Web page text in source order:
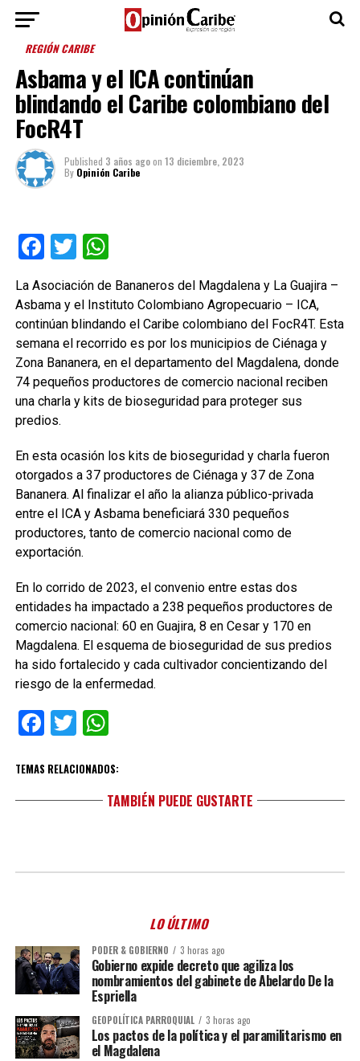
REGIÓN CARIBE
Asbama y el ICA continúan
blindando el Caribe colombiano del
FocR4T
Published 3 años agoon 13 diciembre, 2023
By Opinión Caribe
Facebook
TwitterWhatsApp
La Asociación de Bananeros del Magdalena y La Guajira –
Asbama y el Instituto Colombiano Agropecuario – ICA,
continúan blindando el Caribe colombiano del FocR4T. Esta
semana el recorrido es por los municipios de Ciénaga y
Zona Bananera, en el departamento del Magdalena, donde
74 pequeños productores de comercio nacional reciben
una charla y kits de bioseguridad para proteger sus
predios.
En esta ocasión los kits de bioseguridad y charla fueron
otorgados a 37 productores de Ciénaga y 37 de Zona
Bananera. Al finalizar el año la alianza público-privada
entre el ICA y Asbama beneficiará 330 pequeños
productores, tanto de comercio nacional como de
exportación.
En lo corrido de 2023, el convenio entre estas dos
entidades ha impactado a 238 pequeños productores de
comercio nacional: 60 en Guajira, 8 en Cesar y 170 en
Magdalena. El esquema de bioseguridad de sus predios
ha sido fortalecido y cada cultivador concientizando del
riesgo de la enfermedad.
Facebook
TwitterWhatsApp
TEMAS RELACIONADOS:
TAMBIÉN PUEDE GUSTARTE
LO ÚLTIMO
PODER & GOBIERNO 3 horas ago
Gobierno expide decreto que agiliza los
nombramientos del gabinete de Abelardo De la
Espriella
GEOPOLÍTICA PARROQUIAL 3 horas ago
Los pactos de la política y el paramilitarismo en
el Magdalena